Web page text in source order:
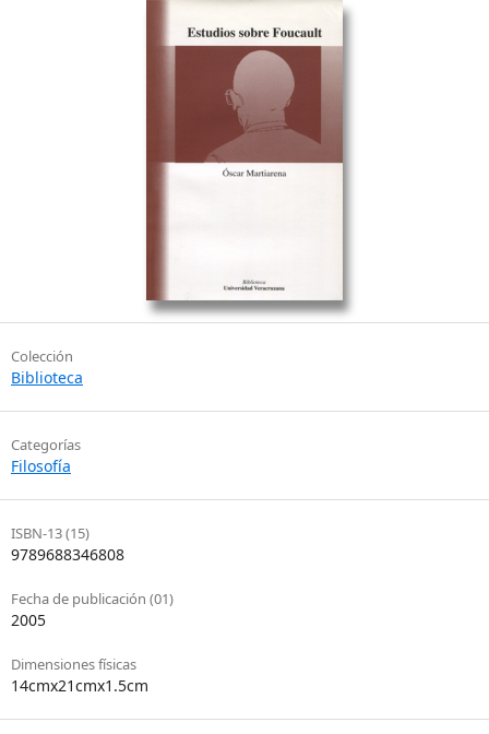
Colección
Biblioteca
Categorías
Filosofía
ISBN-13 (15)
9789688346808
Fecha de publicación (01)
2005
Dimensiones físicas
14cmx21cmx1.5cm